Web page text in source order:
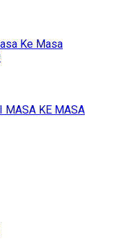
Ke Masa
MASA KE MASA